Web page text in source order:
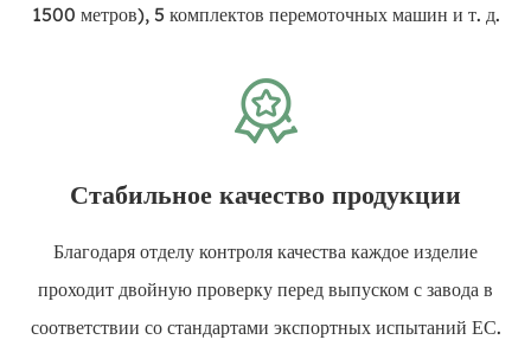
1500 метров), 5 комплектов перемоточных машин и т. д.
Стабильное качество продукции
Благодаря отделу контроля качества каждое изделие
проходит двойную проверку перед выпуском с завода в
соответствии со стандартами экспортных испытаний ЕС.